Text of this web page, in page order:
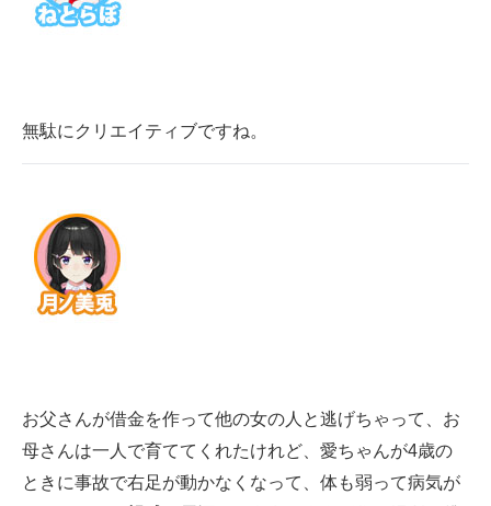
無駄にクリエイティブですね。
お父さんが借金を作って他の女の人と逃げちゃって、お
母さんは一人で育ててくれたけれど、愛ちゃんが4歳の
ときに事故で右足が動かなくなって、体も弱って病気が